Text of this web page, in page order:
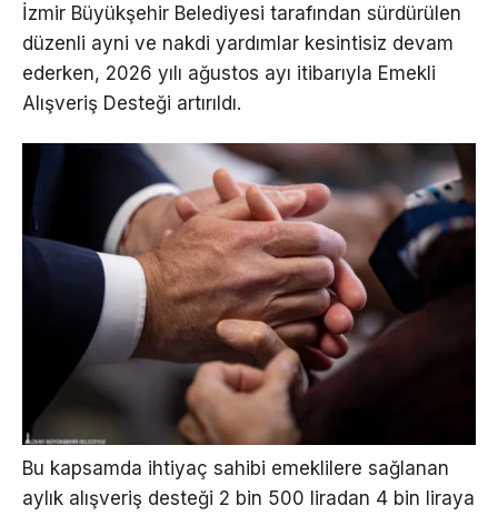
İzmir Büyükşehir Belediyesi tarafından sürdürülen
düzenli ayni ve nakdi yardımlar kesintisiz devam
ederken, 2026 yılı ağustos ayı itibarıyla Emekli
Alışveriş Desteği artırıldı.
Bu kapsamda ihtiyaç sahibi emeklilere sağlanan
aylık alışveriş desteği 2 bin 500 liradan 4 bin liraya